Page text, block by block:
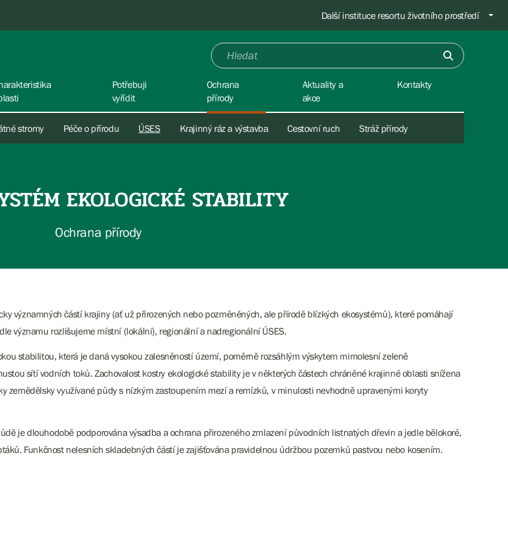
Další instituce resortu životního prostředí
Potřebuji
vyřídit
Ochrana
přírody
stromy Péče o přírodu ÚSES Krajinný ráz a výstavba Cestovní ruch Stráž přírody
Aktuality a
akce
Kontakty
EKOLOGICKÉ STABILITY
Ochrana přírody
významných částí krajiny (ať už přirozených nebo pozměněných, ale přírodě blízkých ekosystémů), které pomáhají
významu rozlišujeme místní (lokální), regionální a nadregionální ÚSES.
stabilitou, která je daná vysokou zalesněností území, poměrně rozsáhlým výskytem mimolesní zeleně
sítí vodních toků. Zachovalost kostry ekologické stability je v některých částech chráněné krajinné oblasti snížena
využívané půdy s nízkým zastoupením mezí a remízků, v minulosti nevhodně upravenými koryty
je dlouhodobě podporována výsadba a ochrana přirozeného zmlazení původních listnatých dřevin a jedle bělokoré,
Funkčnost nelesních skladebných částí je zajišťována pravidelnou údržbou pozemků pastvou nebo kosením.